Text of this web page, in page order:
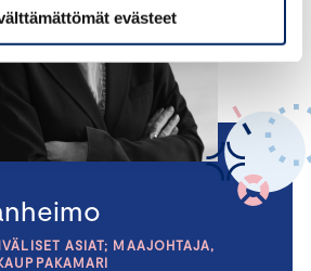
evästeet
ASIAT; MAAJOHTAJA,